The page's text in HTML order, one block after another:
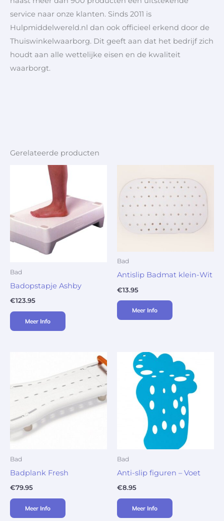
service naar onze klanten. Sinds 2011 is
Hulpmiddelwereld.nl dan ook officieel erkend door de
Thuiswinkelwaarborg. Dit geeft aan dat het bedrijf zich
houdt aan alle wettelijke eisen en de kwaliteit
waarborgt.
Gerelateerde producten
Bad
Badopstapje Ashby
€123.95
Meer Info
Bad
Antislip Badmat klein-Wit
€13.95
Meer Info
Bad
Badplank Fresh
€79.95
Meer Info
Bad
Anti-slip figuren – Voet
€8.95
Meer Info